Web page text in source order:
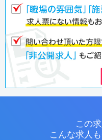
この
こんな求人